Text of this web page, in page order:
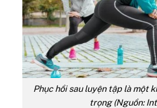
Phục hồi sau luyện tập là một
trọng (Nguồn: